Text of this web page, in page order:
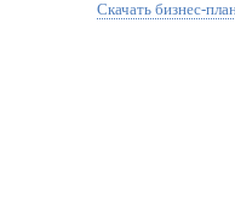
Скачать бизнес-